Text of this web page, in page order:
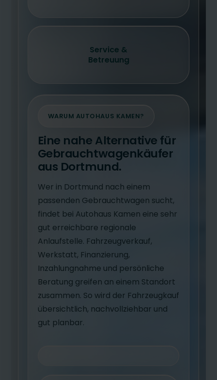
Service &
Betreuung
WARUM AUTOHAUS KAMEN?
Eine nahe Alternative für
Gebrauchtwagenkäufer
aus Dortmund.
Wer in Dortmund nach einem
passenden Gebrauchtwagen sucht,
findet bei Autohaus Kamen eine sehr
gut erreichbare regionale
Anlaufstelle. Fahrzeugverkauf,
Werkstatt, Finanzierung,
Inzahlungnahme und persönliche
Beratung greifen an einem Standort
zusammen. So wird der Fahrzeugkauf
übersichtlich, nachvollziehbar und
gut planbar.